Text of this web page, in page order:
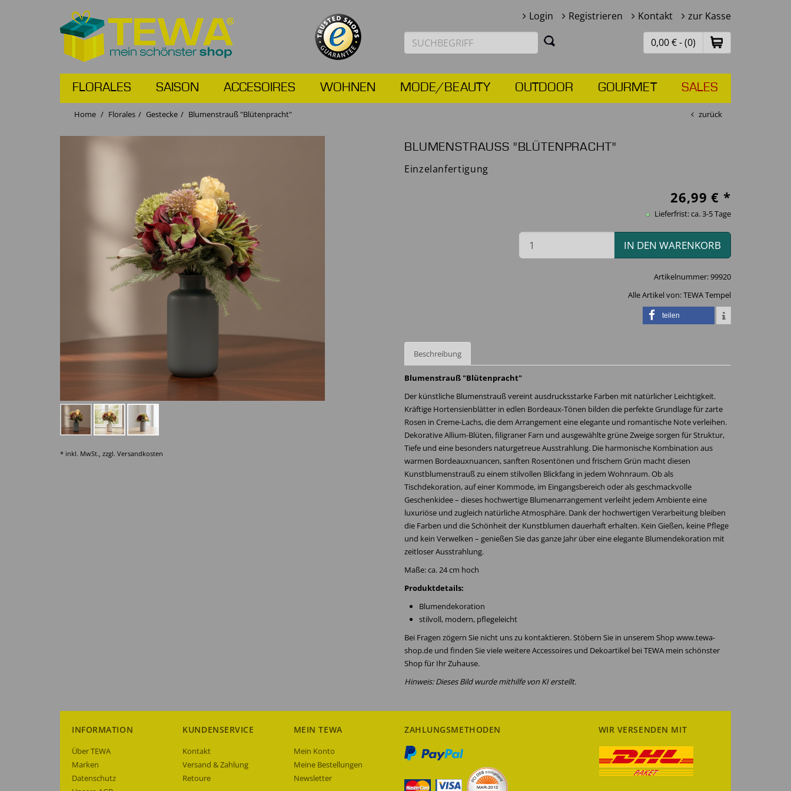
Login Registrieren Kontakt zur Kasse
0,00 € - (0)
FLORALES SAISON ACCESOIRES WOHNEN MODE/BEAUTY OUTDOOR GOURMET SALES
Home Florales Gestecke Blumenstrauß "Blütenpracht" zurück
* inkl. MwSt., zzgl. Versandkosten
BLUMENSTRAUSS "BLÜTENPRACHT"
Einzelanfertigung
26,99 € *
Lieferfrist: ca. 3-5 Tage
IN DEN WARENKORB
Artikelnummer:99920
Alle Artikel von:TEWA Tempel
teilen
Beschreibung
Blumenstrauß "Blütenpracht"
Der künstliche Blumenstrauß vereint ausdrucksstarke Farben mit natürlicher Leichtigkeit.
Kräftige Hortensienblätter in edlen Bordeaux-Tönen bilden die perfekte Grundlage für zarte
Rosen in Creme-Lachs, die dem Arrangement eine elegante und romantische Note verleihen.
Dekorative Allium-Blüten, filigraner Farn und ausgewählte grüne Zweige sorgen für Struktur,
Tiefe und eine besonders naturgetreue Ausstrahlung. Die harmonische Kombination aus
warmen Bordeauxnuancen, sanften Rosentönen und frischem Grün macht diesen
Kunstblumenstrauß zu einem stilvollen Blickfang in jedem Wohnraum. Ob als
Tischdekoration, auf einer Kommode, im Eingangsbereich oder als geschmackvolle
Geschenkidee – dieses hochwertige Blumenarrangement verleiht jedem Ambiente eine
luxuriöse und zugleich natürliche Atmosphäre. Dank der hochwertigen Verarbeitung bleiben
die Farben und die Schönheit der Kunstblumen dauerhaft erhalten. Kein Gießen, keine Pflege
und kein Verwelken – genießen Sie das ganze Jahr über eine elegante Blumendekoration mit
zeitloser Ausstrahlung.
Maße: ca. 24 cm hoch
Produktdetails:
Blumendekoration
stilvoll, modern, pflegeleicht
Bei Fragen zögern Sie nicht uns zu kontaktieren. Stöbern Sie in unserem Shop www.tewa-
shop.de und finden Sie viele weitere Accessoires und Dekoartikel bei TEWA mein schönster
Shop für Ihr Zuhause.
Hinweis: Dieses Bild wurde mithilfe von KI erstellt.
INFORMATION
Über TEWA
Marken
Datenschutz
KUNDENSERVICE
Kontakt
Versand & Zahlung
Retoure
MEIN TEWA
Mein Konto
Meine Bestellungen
Newsletter
ZAHLUNGSMETHODEN WIR VERSENDEN MIT